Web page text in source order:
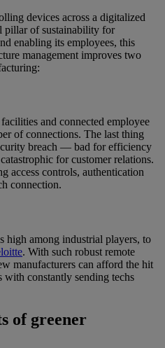
devices across a digitalized
pillar of sustainability for
enabling its employees, this
management improves two
and connected employee
of connections. The last thing
breach — bad for efficiency
for customer relations.
access controls, authentication
connection.
high among industrial players, to
. With such robust remote
manufacturers can afford the hit
with constantly sending techs
of greener